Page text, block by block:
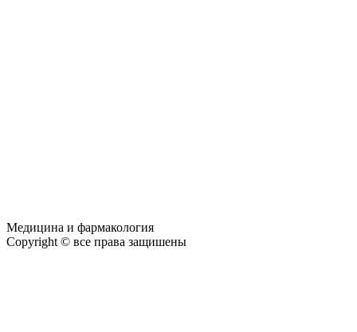
Медицина и фармакология
Copyright © все права защишены